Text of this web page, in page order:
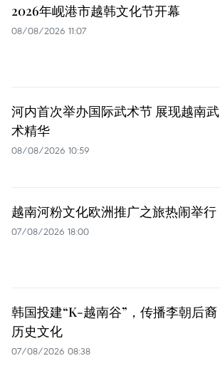
2026年岘港市越韩文化节开幕
08/08/2026 11:07
河内首次举办国际武术节 展现越南武
术精华
08/08/2026 10:59
越南河粉文化欧洲推广之旅热闹举行
07/08/2026 18:00
韩国投建“K-越南谷”，传播李朝后裔
历史文化
07/08/2026 08:38